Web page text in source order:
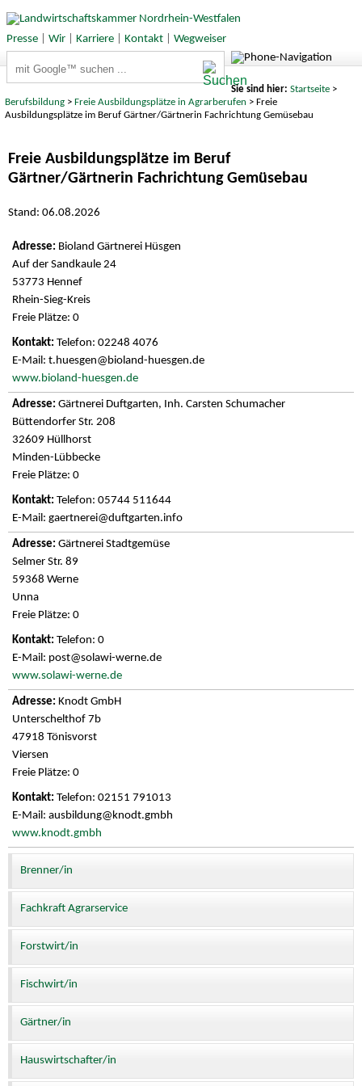
Presse| Wir| Karriere| Kontakt| Wegweiser
Sie sind hier: Startseite>
Berufsbildung >Freie Ausbildungsplätze in Agrarberufen > Freie
Ausbildungsplätze im Beruf Gärtner/Gärtnerin Fachrichtung Gemüsebau
Freie Ausbildungsplätze im Beruf
Gärtner/Gärtnerin Fachrichtung Gemüsebau
Stand: 06.08.2026
Bioland Gärtnerei Hüsgen
Auf der Sandkaule 24
53773 Hennef
Rhein-Sieg-Kreis
Freie Plätze: 0
Telefon: 02248 4076
E-Mail: t.huesgen@bioland-huesgen.de
www.bioland-huesgen.de
Gärtnerei Duftgarten, Inh. Carsten Schumacher
Büttendorfer Str. 208
32609 Hüllhorst
Minden-Lübbecke
Freie Plätze: 0
Telefon: 05744 511644
E-Mail: gaertnerei@duftgarten.info
Gärtnerei Stadtgemüse
Selmer Str. 89
59368 Werne
Unna
Freie Plätze: 0
Telefon: 0
E-Mail: post@solawi-werne.de
www.solawi-werne.de
Knodt GmbH
Unterschelthof 7b
47918 Tönisvorst
Viersen
Freie Plätze: 0
Telefon: 02151 791013
E-Mail: ausbildung@knodt.gmbh
www.knodt.gmbh
Brenner/in
Fachkraft Agrarservice
Forstwirt/in
Fischwirt/in
Gärtner/in
Hauswirtschafter/in